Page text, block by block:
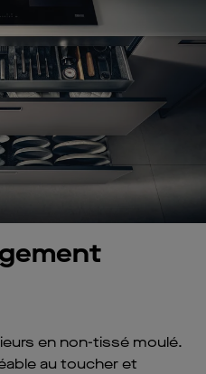
en non-tissé moulé.
au toucher et